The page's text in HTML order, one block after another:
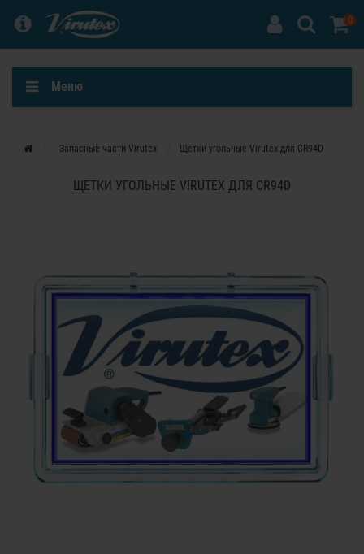
0
Меню
Запасные части Virutex Щетки угольные Virutex для CR94D
ЩЕТКИ УГОЛЬНЫЕ VIRUTEX ДЛЯ CR94D